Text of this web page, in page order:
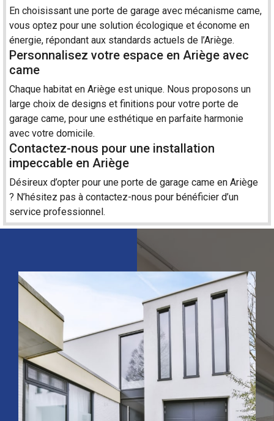
En choisissant une porte de garage avec mécanisme came,
vous optez pour une solution écologique et économe en
énergie, répondant aux standards actuels de l’Ariège.
Personnalisez votre espace en Ariège avec
came
Chaque habitat en Ariège est unique. Nous proposons un
large choix de designs et finitions pour votre porte de
garage came, pour une esthétique en parfaite harmonie
avec votre domicile.
Contactez-nous pour une installation
impeccable en Ariège
Désireux d’opter pour une porte de garage came en Ariège
? N’hésitez pas à contactez-nous pour bénéficier d’un
service professionnel.